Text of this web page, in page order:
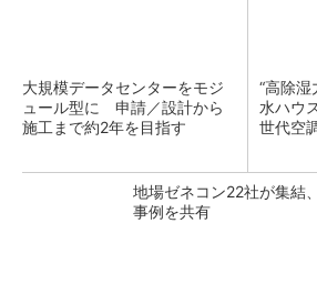
大規模データセンターをモジ
ュール型に 申請／設計から
施工まで約2年を目指す
“高除
水ハウ
世代空
地場ゼネコン22社が集結
事例を共有